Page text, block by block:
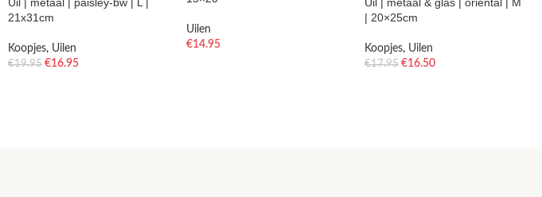
21x31cm
Koopjes, Uilen
€19.95 €16.95
Uilen
€14.95
| 20×25cm
Koopjes, Uilen
€17.95 €16.50